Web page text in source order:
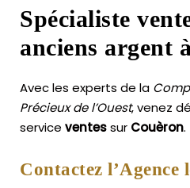
Spécialiste
anciens argent
Avec les experts de la
Précieux de l’Ouest, venez
service ventessur Couèron.
Contactez l’Agence